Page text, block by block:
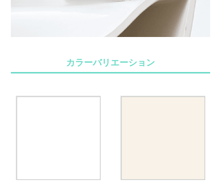
カラーバリエーション